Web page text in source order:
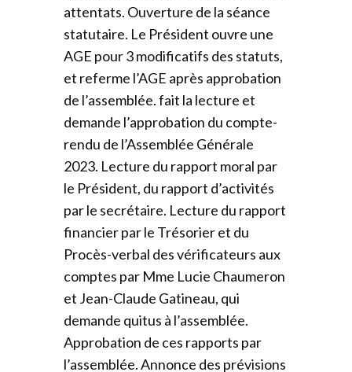
attentats. Ouverture de la séance
statutaire. Le Président ouvre une
AGE pour 3 modificatifs des statuts,
et referme l’AGE après approbation
de l’assemblée. fait la lecture et
demande l’approbation du compte-
rendu de l’Assemblée Générale
2023. Lecture du rapport moral par
le Président, du rapport d’activités
par le secrétaire. Lecture du rapport
financier par le Trésorier et du
Procès-verbal des vérificateurs aux
comptes par Mme Lucie Chaumeron
et Jean-Claude Gatineau, qui
demande quitus à l’assemblée.
Approbation de ces rapports par
l’assemblée. Annonce des prévisions